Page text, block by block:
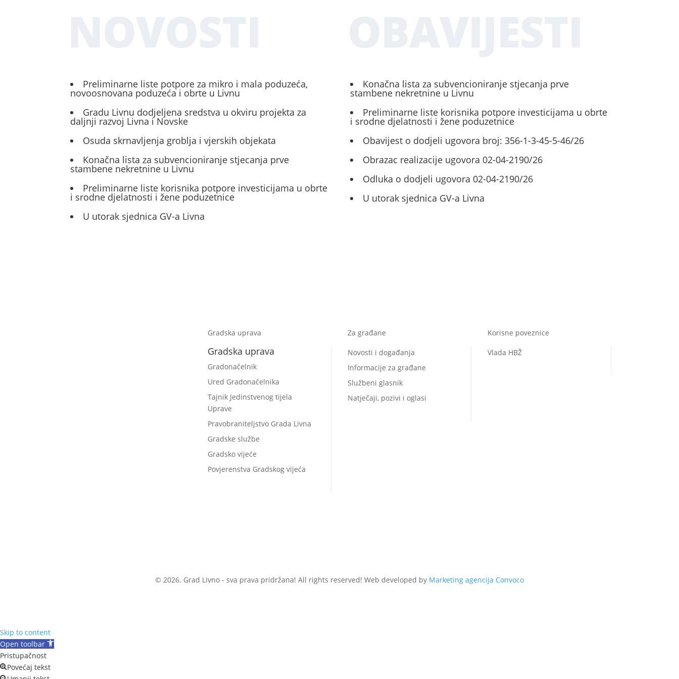
Preliminarne liste potpore za mikro i mala poduzeća,
novoosnovana poduzeća i obrte u Livnu
Gradu Livnu dodjeljena sredstva u okviru projekta za
daljnji razvoj Livna i Novske
Osuda skrnavljenja groblja i vjerskih objekata
Konačna lista za subvencioniranje stjecanja prve
stambene nekretnine u Livnu
Preliminarne liste korisnika potpore investicijama u obrte
i srodne djelatnosti i žene poduzetnice
U utorak sjednica GV-a Livna
Konačna lista za subvencioniranje stjecanja prve
stambene nekretnine u Livnu
Preliminarne liste korisnika potpore investicijama u obrte
i srodne djelatnosti i žene poduzetnice
Obavijest o dodjeli ugovora broj: 356-1-3-45-5-46/26
Obrazac realizacije ugovora 02-04-2190/26
Odluka o dodjeli ugovora 02-04-2190/26
U utorak sjednica GV-a Livna
Gradska uprava
Gradska uprava
Gradonačelnik
Ured Gradonačelnika
Tajnik Jedinstvenog tijela
Uprave
Pravobraniteljstvo Grada Livna
Gradske službe
Gradsko vijeće
Povjerenstva Gradskog vijeća
Za građane
Novosti i događanja
Informacije za građane
Službeni glasnik
Natječaji, pozivi i oglasi
Korisne poveznice
Vlada HBŽ
© 2026. Grad Livno - sva prava pridržana! All rights reserved! Web developed by Marketing agencija Convoco
Skip to content
Open toolbar
Pristupačnost
Povećaj tekst